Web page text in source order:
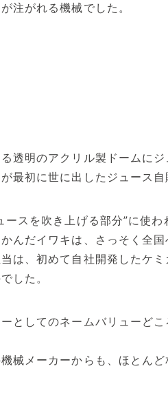
注がれる機械でした。
透明のアクリル製ドームに
最初に世に出したジュース
ースを吹き上げる部分”に使
んだイワキは、さっそく全
は、初めて自社開発したケ
した。
としてのネームバリューど
械メーカーからも、ほとん